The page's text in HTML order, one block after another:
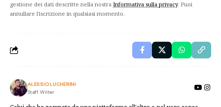
gestione dei dati descritte nella nostra Informativa sulla privacy. Puoi
annullare l'iscrizione in qualsiasi momento.
ALESSIO LUCHERINI
Staff Writer